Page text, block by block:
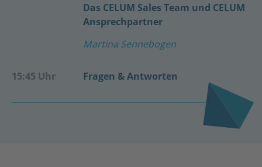
Das CELUM Sales Team und CELUM
Ansprechpartner
Martina Sennebogen
15:45 Uhr Fragen & Antworten